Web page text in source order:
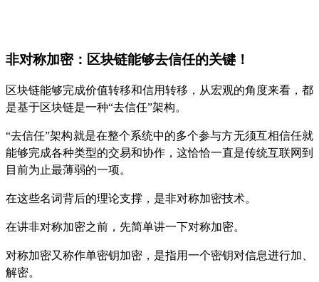
非对称加密：区块链能够去信任的关键！
区块链能够完成价值转移和信用转移，从宏观的角度来看，都
是基于区块链是一种“去信任”架构。
“去信任”架构就是在整个系统中的多个参与方无须互相信任就
能够完成各种类型的交易和协作，这恰恰一直是传统互联网到
目前为止最薄弱的一项。
在这些名词背后的理论支撑，是非对称加密技术。
在讲非对称加密之前，先简单讲一下对称加密。
对称加密又称作单密钥加密，是指用一个密钥对信息进行加、
解密。